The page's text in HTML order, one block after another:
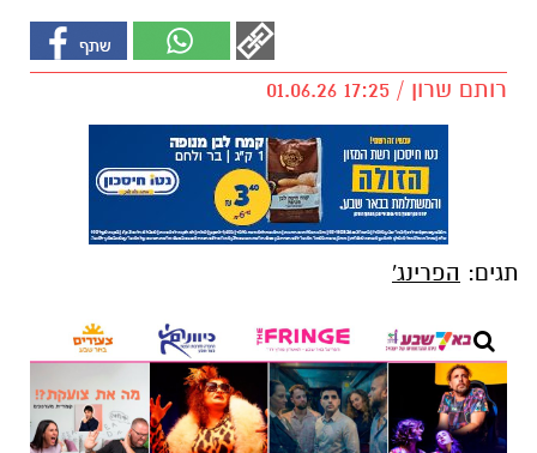
רותם שרון / 17:25 01.06.26
תגים: הפרינג'